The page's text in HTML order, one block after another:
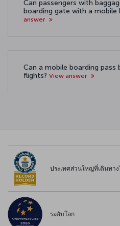
Can passengers with
boarding gate with a mobile
answer
Can a mobile boarding
flights? View answer
ประเทศส่วนใหญ่ที่เดินทา
ระดับโลก